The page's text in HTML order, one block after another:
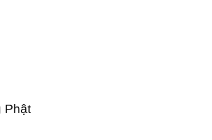
Phật